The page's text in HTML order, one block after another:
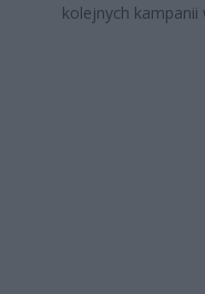
kolejnych kampanii